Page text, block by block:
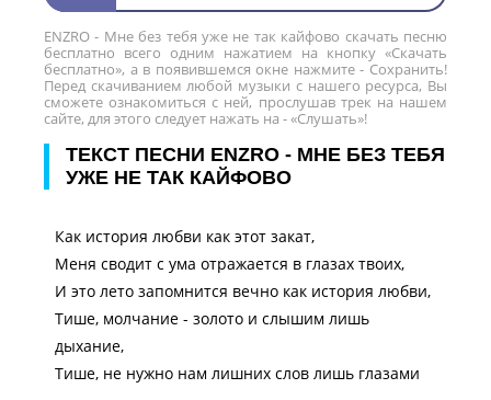
ENZRO - Мне без тебя уже не так кайфово скачать песню
бесплатно всего одним нажатием на кнопку «Скачать
бесплатно», а в появившемся окне нажмите - Сохранить!
Перед скачиванием любой музыки с нашего ресурса, Вы
сможете ознакомиться с ней, прослушав трек на нашем
сайте, для этого следует нажать на - «Слушать»!
ТЕКСТ ПЕСНИ ENZRO - МНЕ БЕЗ ТЕБЯ
УЖЕ НЕ ТАК КАЙФОВО
Как история любви как этот закат,
Меня сводит с ума отражается в глазах твоих,
И это лето запомнится вечно как история любви,
Тише, молчание - золото и слышим лишь
дыхание,
Тише, не нужно нам лишних слов лишь глазами